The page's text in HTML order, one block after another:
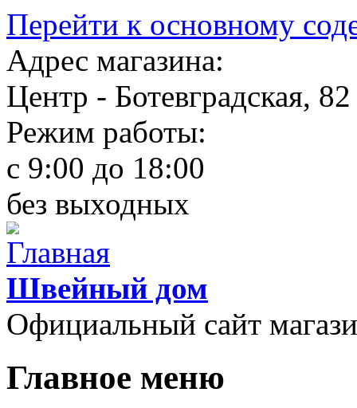
Перейти к основному
Адрес магазина:
Центр - Ботевградская, 82
Режим работы:
c 9:00 до 18:00
без выходных
Швейный дом
Официальный сайт
Главное меню